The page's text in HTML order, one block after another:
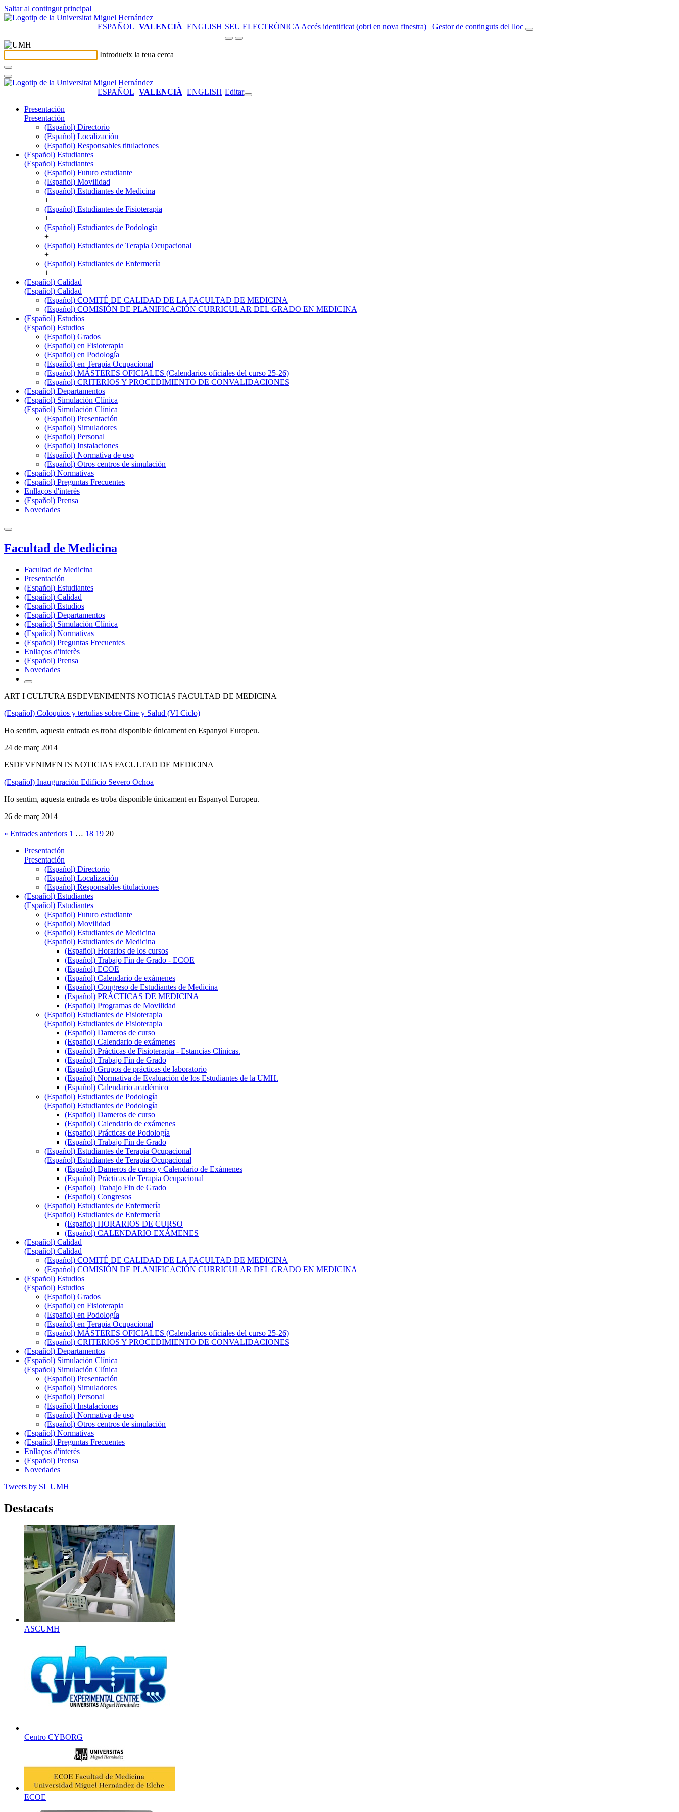
Saltar al contingut principal
ESPAÑOL VALENCIÀ ENGLISH SEU ELECTRÒNICA Accés identificat (obri en nova finestra) Gestor de continguts del lloc
Introdueix la teua cerca
ESPAÑOL VALENCIÀ ENGLISH Editar
Presentación
Presentación
(Español) Directorio
(Español) Localización
(Español) Responsables titulaciones
(Español) Estudiantes
(Español) Estudiantes
(Español) Futuro estudiante
(Español) Movilidad
(Español) Estudiantes de Medicina
+
(Español) Estudiantes de Fisioterapia
+
(Español) Estudiantes de Podología
+
(Español) Estudiantes de Terapia Ocupacional
+
(Español) Estudiantes de Enfermería
+
(Español) Calidad
(Español) Calidad
(Español) COMITÉ DE CALIDAD DE LA FACULTAD DE MEDICINA
(Español) COMISIÓN DE PLANIFICACIÓN CURRICULAR DEL GRADO EN MEDICINA
(Español) Estudios
(Español) Estudios
(Español) Grados
(Español) en Fisioterapia
(Español) en Podología
(Español) en Terapia Ocupacional
(Español) MÁSTERES OFICIALES (Calendarios oficiales del curso 25-26)
(Español) CRITERIOS Y PROCEDIMIENTO DE CONVALIDACIONES
(Español) Departamentos
(Español) Simulación Clínica
(Español) Simulación Clínica
(Español) Presentación
(Español) Simuladores
(Español) Personal
(Español) Instalaciones
(Español) Normativa de uso
(Español) Otros centros de simulación
(Español) Normativas
(Español) Preguntas Frecuentes
Enllaços d'interès
(Español) Prensa
Novedades
Facultad de Medicina
Facultad de Medicina
Presentación
(Español) Estudiantes
(Español) Calidad
(Español) Estudios
(Español) Departamentos
(Español) Simulación Clínica
(Español) Normativas
(Español) Preguntas Frecuentes
Enllaços d'interès
(Español) Prensa
Novedades
ART I CULTURA ESDEVENIMENTS NOTICIAS FACULTAD DE MEDICINA
(Español) Coloquios y tertulias sobre Cine y Salud (VI Ciclo)
Ho sentim, aquesta entrada es troba disponible únicament en Espanyol Europeu.
24 de març 2014
ESDEVENIMENTS NOTICIAS FACULTAD DE MEDICINA
(Español) Inauguración Edificio Severo Ochoa
Ho sentim, aquesta entrada es troba disponible únicament en Espanyol Europeu.
26 de març 2014
« Entrades anteriors 1 … 18 19 20
Presentación
Presentación
(Español) Directorio
(Español) Localización
(Español) Responsables titulaciones
(Español) Estudiantes
(Español) Estudiantes
(Español) Futuro estudiante
(Español) Movilidad
(Español) Estudiantes de Medicina
(Español) Estudiantes de Medicina
(Español) Horarios de los cursos
(Español) Trabajo Fin de Grado - ECOE
(Español) ECOE
(Español) Calendario de exámenes
(Español) Congreso de Estudiantes de Medicina
(Español) PRÁCTICAS DE MEDICINA
(Español) Programas de Movilidad
(Español) Estudiantes de Fisioterapia
(Español) Estudiantes de Fisioterapia
(Español) Dameros de curso
(Español) Calendario de exámenes
(Español) Prácticas de Fisioterapia - Estancias Clínicas.
(Español) Trabajo Fin de Grado
(Español) Grupos de prácticas de laboratorio
(Español) Normativa de Evaluación de los Estudiantes de la UMH.
(Español) Calendario académico
(Español) Estudiantes de Podología
(Español) Estudiantes de Podología
(Español) Dameros de curso
(Español) Calendario de exámenes
(Español) Prácticas de Podología
(Español) Trabajo Fin de Grado
(Español) Estudiantes de Terapia Ocupacional
(Español) Estudiantes de Terapia Ocupacional
(Español) Dameros de curso y Calendario de Exámenes
(Español) Prácticas de Terapia Ocupacional
(Español) Trabajo Fin de Grado
(Español) Congresos
(Español) Estudiantes de Enfermería
(Español) Estudiantes de Enfermería
(Español) HORARIOS DE CURSO
(Español) CALENDARIO EXÁMENES
(Español) Calidad
(Español) Calidad
(Español) COMITÉ DE CALIDAD DE LA FACULTAD DE MEDICINA
(Español) COMISIÓN DE PLANIFICACIÓN CURRICULAR DEL GRADO EN MEDICINA
(Español) Estudios
(Español) Estudios
(Español) Grados
(Español) en Fisioterapia
(Español) en Podología
(Español) en Terapia Ocupacional
(Español) MÁSTERES OFICIALES (Calendarios oficiales del curso 25-26)
(Español) CRITERIOS Y PROCEDIMIENTO DE CONVALIDACIONES
(Español) Departamentos
(Español) Simulación Clínica
(Español) Simulación Clínica
(Español) Presentación
(Español) Simuladores
(Español) Personal
(Español) Instalaciones
(Español) Normativa de uso
(Español) Otros centros de simulación
(Español) Normativas
(Español) Preguntas Frecuentes
Enllaços d'interès
(Español) Prensa
Novedades
Tweets by SI_UMH
Destacats
ASCUMH
Centro CYBORG
ECOE